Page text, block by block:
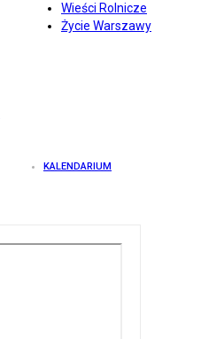
Wieści Rolnicze
Życie Warszawy
KALENDARIUM